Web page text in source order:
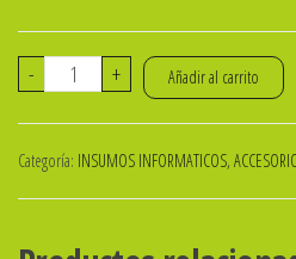
-
BOTELLA
GNEISS
P/EPSON
+ Añadir al carrito
Categoría: INSUMOS INFORMATICOS,